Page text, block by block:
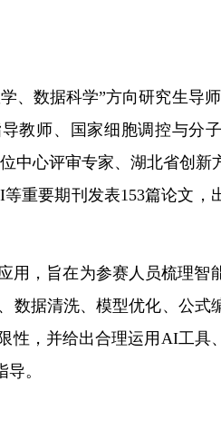
、数据科学”方向研究生导
教师、国家细胞调控与分
中心评审专家、湖北省创
重要期刊发表153篇论文，
用，旨在为参赛人员梳理智
数据清洗、模型优化、公式
性，并给出合理运用AI工具
。